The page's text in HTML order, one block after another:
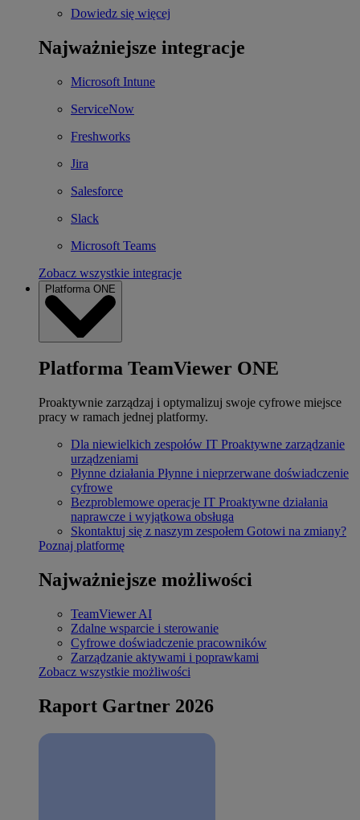
Dowiedz się więcej
Najważniejsze integracje
Microsoft Intune
ServiceNow
Freshworks
Jira
Salesforce
Slack
Microsoft Teams
Zobacz wszystkie integracje
Platforma ONE
Platforma TeamViewer ONE
Proaktywnie zarządzaj i optymalizuj swoje cyfrowe miejsce
pracy w ramach jednej platformy.
Dla niewielkich zespołów IT Proaktywne zarządzanie
urządzeniami
Płynne działania Płynne i nieprzerwane doświadczenie
cyfrowe
Bezproblemowe operacje IT Proaktywne działania
naprawcze i wyjątkowa obsługa
Skontaktuj się z naszym zespołem Gotowi na zmiany?
Poznaj platformę
Najważniejsze możliwości
TeamViewer AI
Zdalne wsparcie i sterowanie
Cyfrowe doświadczenie pracowników
Zarządzanie aktywami i poprawkami
Zobacz wszystkie możliwości
Raport Gartner 2026